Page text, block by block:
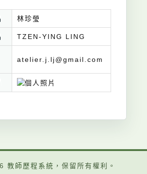
林珍瑩
TZEN-YING LING
atelier.j.lj@gmail.com
教師歷程系統 ，保留所有權利。